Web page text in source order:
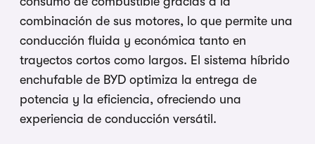
combinación de sus motores, lo que permite una
conducción fluida y económica tanto en
trayectos cortos como largos. El sistema híbrido
enchufable de BYD optimiza la entrega de
potencia y la eficiencia, ofreciendo una
experiencia de conducción versátil.